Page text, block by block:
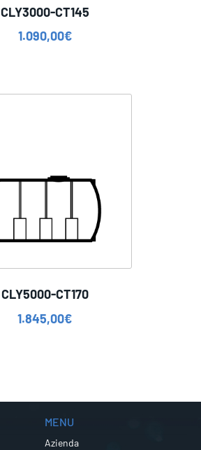
CLY3000-CT145
1.090,00€
CLY5000-CT170
1.845,00€
MENU
Azienda